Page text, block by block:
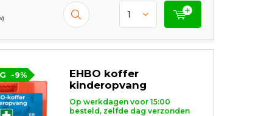
EHBO koffer
kinderopvang
Op werkdagen voor 15:00
besteld, zelfde dag verzonden
-9%